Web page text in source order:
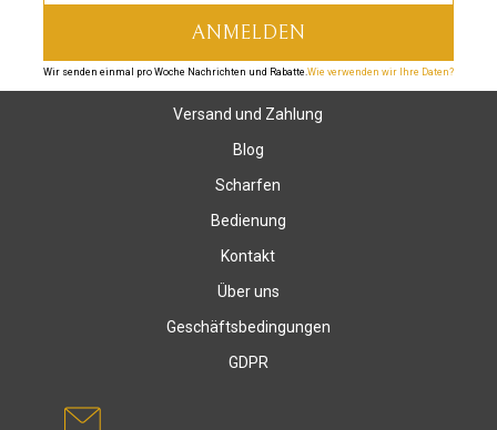
Wir senden einmal pro Woche Nachrichten und Rabatte.Wie verwenden wir Ihre Daten?
Versand und Zahlung
Blog
Scharfen
Bedienung
Kontakt
Über uns
Geschäftsbedingungen
GDPR